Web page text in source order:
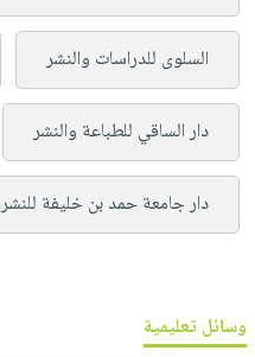
السلوى للدراسات والنشر
دار الساقي للطباعة والنشر
دار جامعة حمد بن خليفة للنشر
وسائل تعليمية